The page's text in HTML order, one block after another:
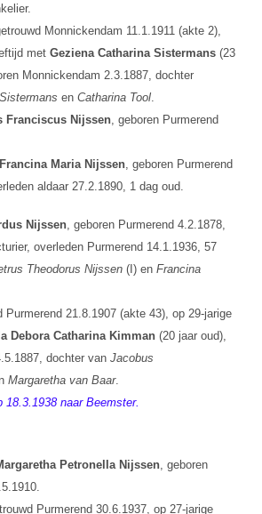
Monnickendam 11.1.1911 (akte 2),
met Geziena Catharina Sistermans(23
Monnickendam 2.3.1887, dochter
en Catharina Tool.
Franciscus Nijssen, geboren Purmerend
Maria Nijssen, geboren Purmerend
aldaar 27.2.1890, 1 dag oud.
Nijssen, geboren Purmerend 4.2.1878,
overleden Purmerend 14.1.1936, 57
Theodorus Nijssen(I) en Francina
Purmerend 21.8.1907 (akte 43), op 29-jarige
Debora Catharina Kimman(20 jaar oud),
dochter van Jacobus
Margaretha van Baar.
naar Beemster.
Petronella Nijssen, geboren
Purmerend 30.6.1937, op 27-jarige